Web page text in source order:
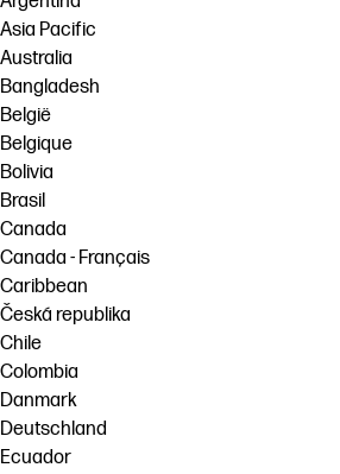
Asia Pacific
Australia
Bangladesh
België
Belgique
Bolivia
Brasil
Canada
Canada - Français
Caribbean
Česká republika
Chile
Colombia
Danmark
Deutschland
Ecuador